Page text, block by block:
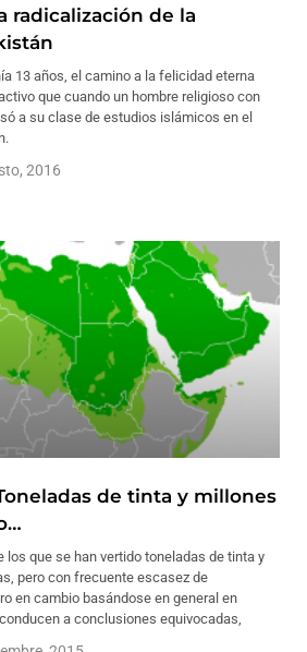
radicalización de la
13 años, el camino a la felicidad eterna
que cuando un hombre religioso con
a su clase de estudios islámicos en el
2016
de tinta y millones
los que se han vertido toneladas de tinta y
pero con frecuente escasez de
en cambio basándose en general en
a conclusiones equivocadas,